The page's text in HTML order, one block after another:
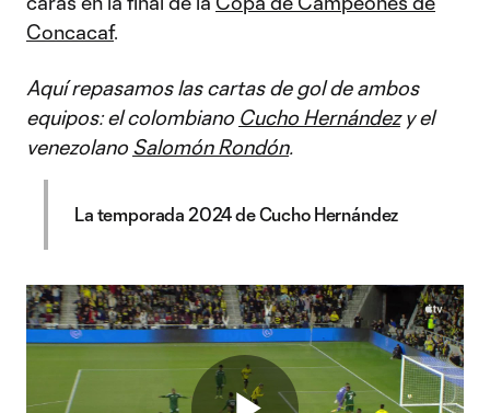
Concacaf.
Aquí repasamos las cartas de gol de ambos
equipos: el colombiano Cucho Hernándezy el
venezolano Salomón Rondón.
La temporada 2024 de Cucho Hernández